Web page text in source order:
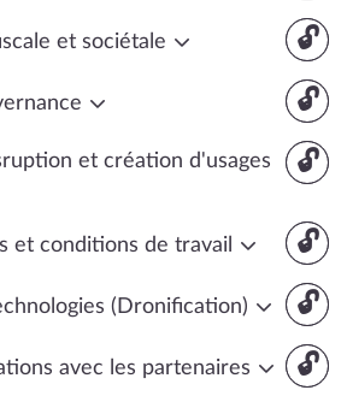
🔓
et sociétale
🔓
🔓
et création d'usages
🔓
et conditions de travail
🔓
(Dronification)
🔓
avec les partenaires